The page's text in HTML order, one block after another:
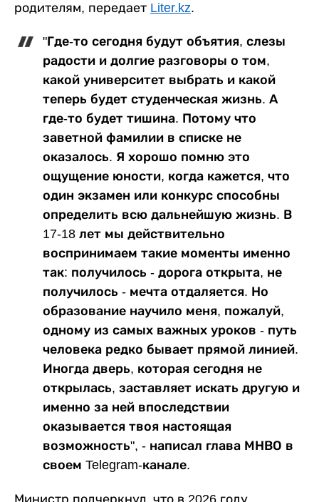
родителям, передает Liter.kz.
"Где-то сегодня будут объятия, слезы
радости и долгие разговоры о том,
какой университет выбрать и какой
теперь будет студенческая жизнь. А
где-то будет тишина. Потому что
заветной фамилии в списке не
оказалось. Я хорошо помню это
ощущение юности, когда кажется, что
один экзамен или конкурс способны
определить всю дальнейшую жизнь. В
17-18 лет мы действительно
воспринимаем такие моменты именно
так: получилось - дорога открыта, не
получилось - мечта отдаляется. Но
образование научило меня, пожалуй,
одному из самых важных уроков - путь
человека редко бывает прямой линией.
Иногда дверь, которая сегодня не
открылась, заставляет искать другую и
именно за ней впоследствии
оказывается твоя настоящая
возможность", - написал глава МНВО в
своем Telegram-канале.